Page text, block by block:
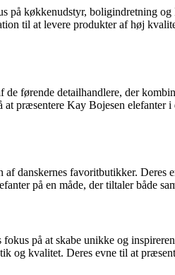
køkkenudstyr, boligindretning
til at levere produkter af høj
førende detailhandlere, der
præsentere Kay Bojesen
favoritbutikker. Deres
på en måde, der tiltaler både
på at skabe unikke og
og kvalitet. Deres evne til at